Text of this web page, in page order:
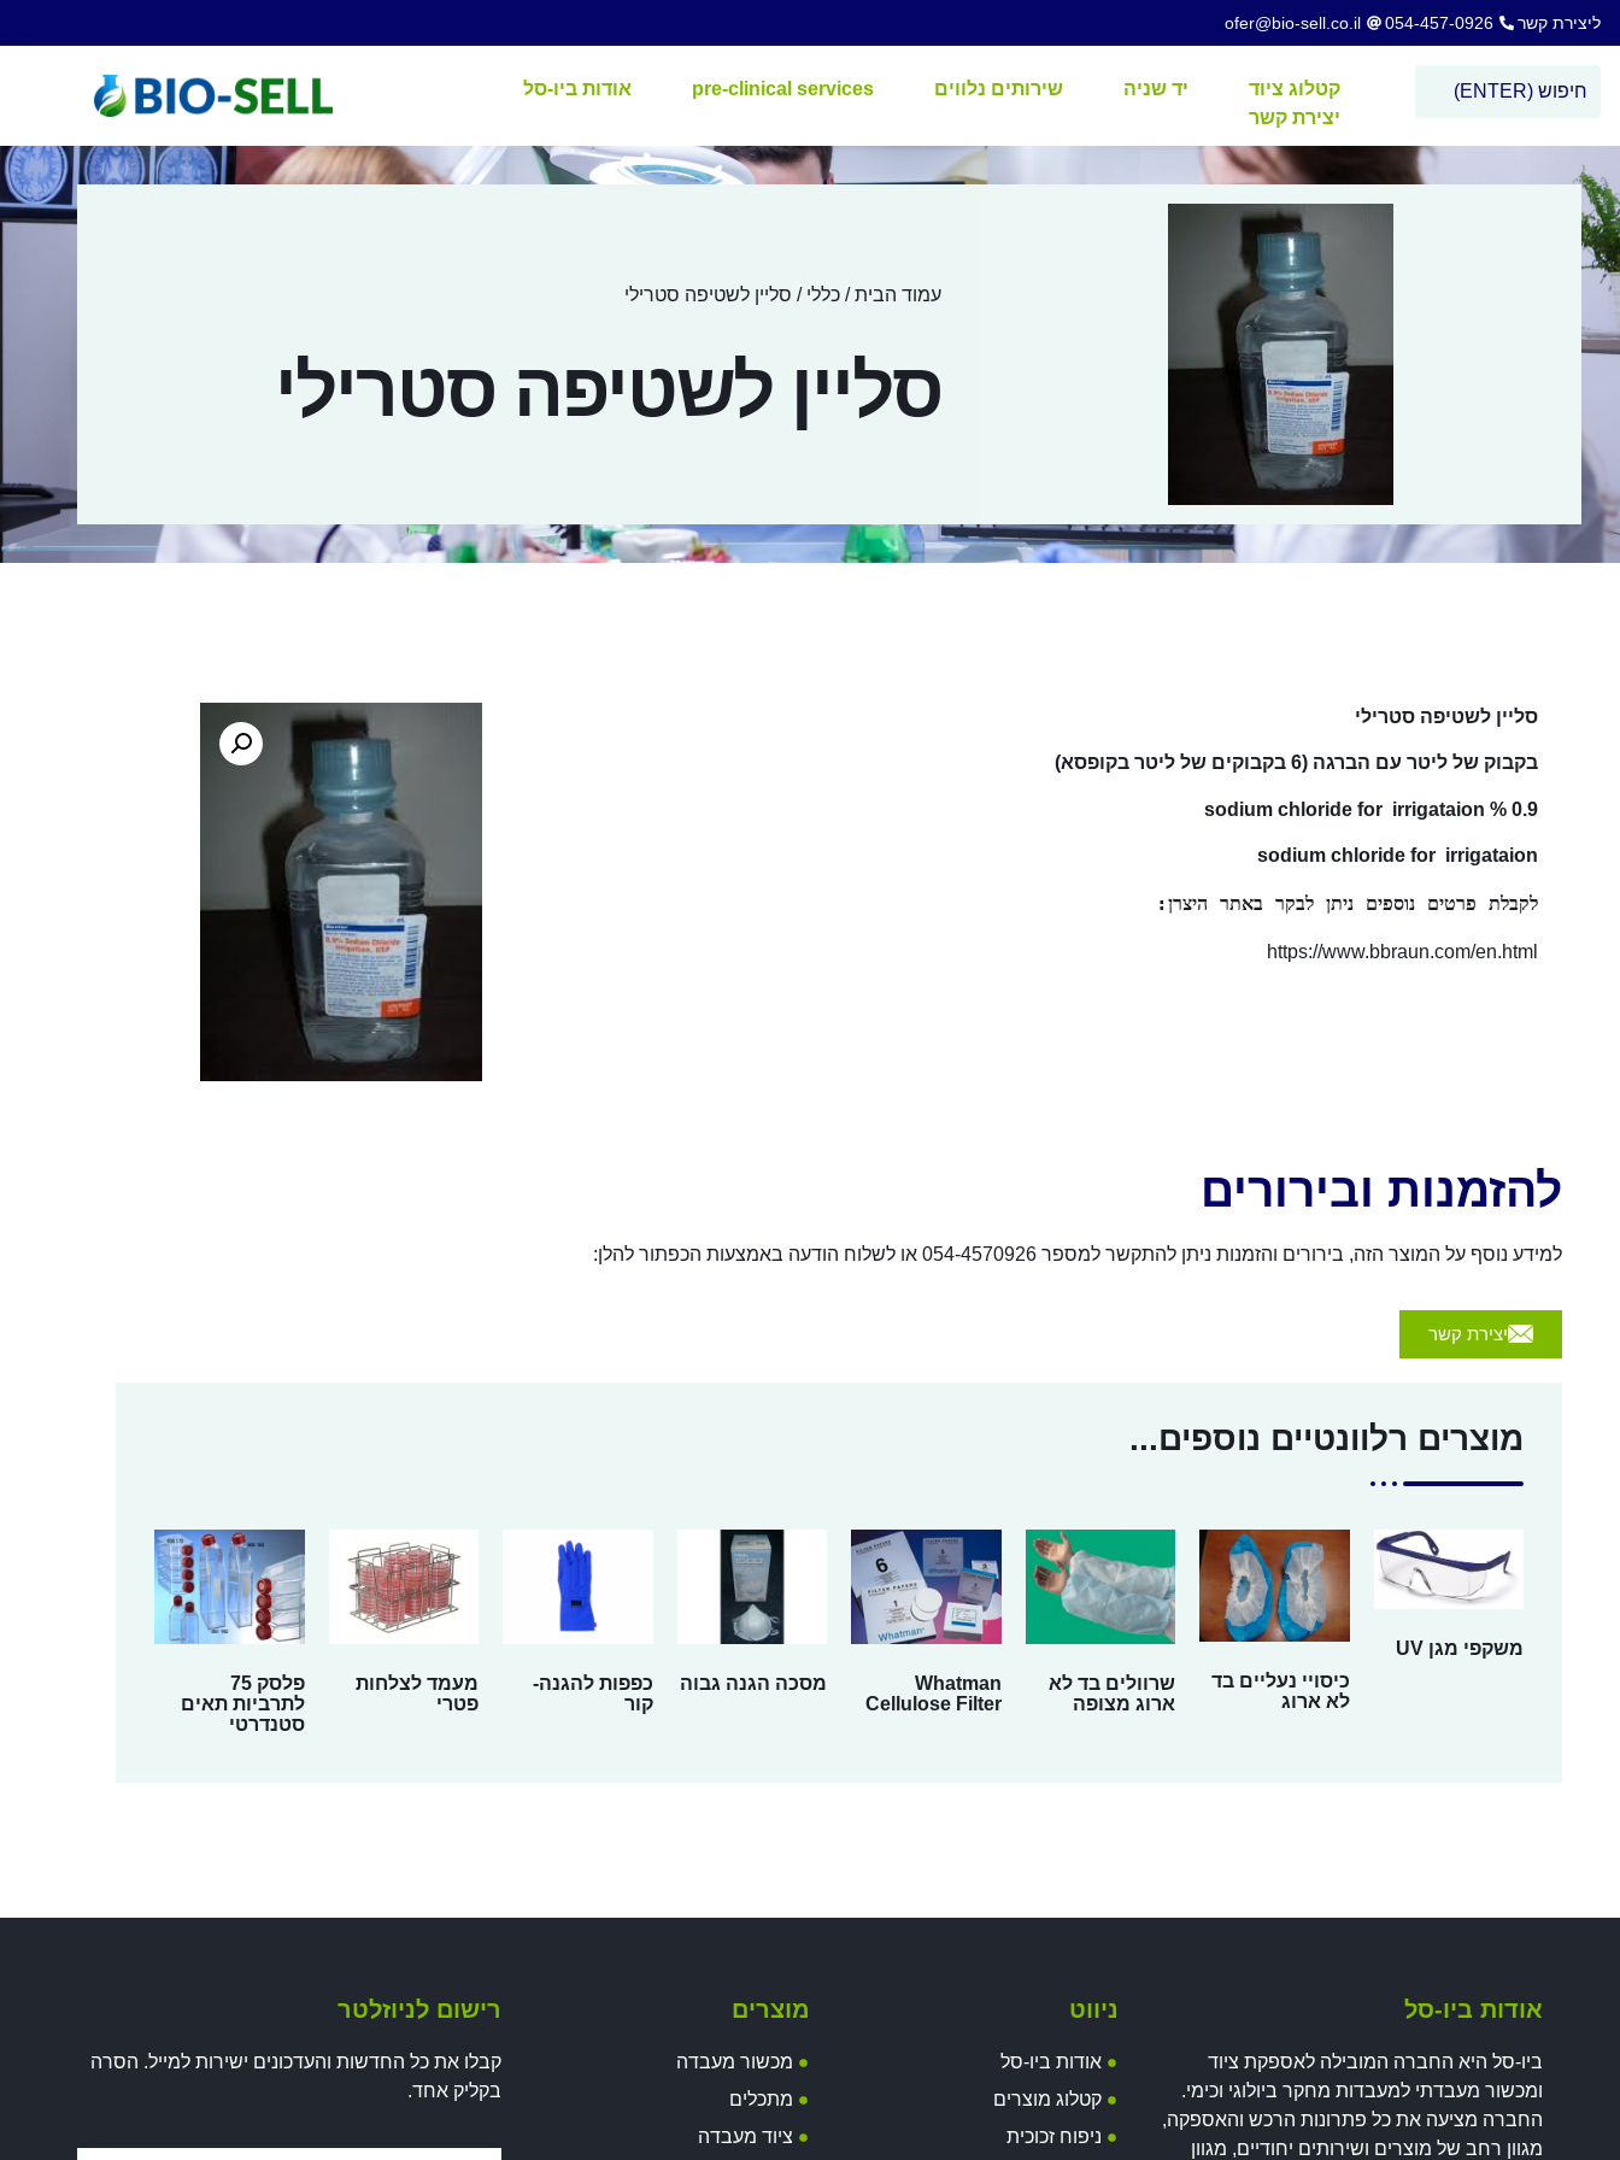
ליצירת קשר 054-457-0926
ofer@bio-sell.co.il
קטלוג ציוד יד שניה שירותים נלווים pre-clinical services
אודות ביו-סל
יצירת קשר
עמוד הבית/כללי / סליין לשטיפה סטרילי
סליין לשטיפה סטרילי
סליין לשטיפה סטרילי
בקבוק של ליטר עם הברגה (6 בקבוקים של ליטר בקופסא)
0.9 % sodium chloride for irrigataion
sodium chloride for irrigataion
לקבלת פרטים נוספים ניתן לבקר באתר היצרן:
https://www.bbraun.com/en.html
להזמנות ובירורים
למידע נוסף על המוצר הזה, בירורים והזמנות ניתן להתקשר למספר 054-4570926 או לשלוח הודעה באמצעות הכפתור להלן:
יצירת קשר
מוצרים רלוונטיים נוספים...
משקפי מגן UV
כיסויי נעליים בד
לא ארוג
שרוולים בד לא
ארוג מצופה
Whatman
Cellulose Filter
מסכה הגנה גבוה
כפפות להגנה-
קור
מעמד לצלחות
פטרי
פלסק 75
לתרביות תאים
סטנדרטי
אודות ביו-סל
ביו-סל היא החברה המובילה לאספקת ציוד
ומכשור מעבדתי למעבדות מחקר ביולוגי וכימי.
החברה מציעה את כל פתרונות הרכש והאספקה,
מגוון רחב של מוצרים ושירותים יחודיים, מגוון
ניווט
אודות ביו-סל
קטלוג מוצרים
ניפוח זכוכית
מוצרים
מכשור מעבדה
מתכלים
ציוד מעבדה
רישום לניוזלטר
קבלו את כל החדשות והעדכונים ישירות למייל. הסרה
בקליק אחד.